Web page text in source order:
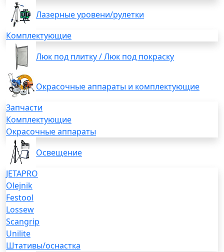
Лазерные уровени/рулетки
Комплектующие
Люк под плитку / Люк под покраску
Окрасочные аппараты и комплектующие
Запчасти
Комплектующие
Окрасочные аппараты
Освещение
JETAPRO
Olejnik
Festool
Lossew
Scangrip
Unilite
Штативы/оснастка